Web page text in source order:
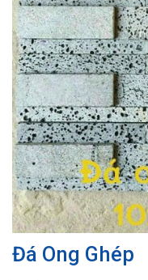
Đá Ong Ghép